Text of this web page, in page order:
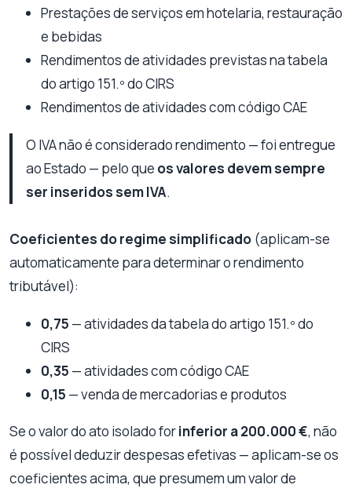
Prestações de serviços em hotelaria, restauração
e bebidas
Rendimentos de atividades previstas na tabela
do artigo 151.º do CIRS
Rendimentos de atividades com código CAE
O IVA não é considerado rendimento — foi entregue
ao Estado — pelo que os valores devem sempre
ser inseridos sem IVA.
Coeficientes do regime simplificado (aplicam-se
automaticamente para determinar o rendimento
tributável):
0,75 — atividades da tabela do artigo 151.º do
CIRS
0,35 — atividades com código CAE
0,15 — venda de mercadorias e produtos
Se o valor do ato isolado forinferior a 200.000 €, não
é possível deduzir despesas efetivas — aplicam-se os
coeficientes acima, que presumem um valor de